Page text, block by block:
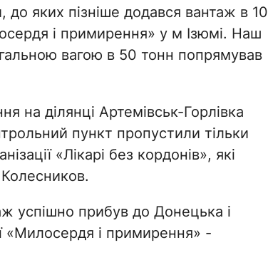
яких пізніше додався вантаж в 10
і примирення» у м Ізюмі. Наш
вагою в 50 тонн попрямував
на ділянці Артемівськ-Горлівка
пункт пропустили тільки
«Лікарі без кордонів», які
успішно прибув до Донецька і
«Милосердя і примирення» -